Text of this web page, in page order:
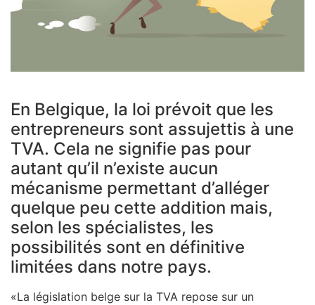
En Belgique, la loi prévoit que les
entrepreneurs sont assujettis à une
TVA. Cela ne signifie pas pour
autant qu’il n’existe aucun
mécanisme permettant d’alléger
quelque peu cette addition mais,
selon les spécialistes, les
possibilités sont en définitive
limitées dans notre pays.
«La législation belge sur la TVA repose sur un